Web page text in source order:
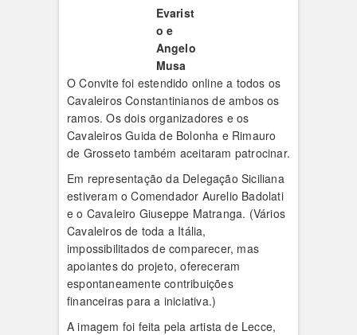
Evarist
o e
Angelo
Musa
O Convite foi estendido online a todos os
Cavaleiros Constantinianos de ambos os
ramos. Os dois organizadores e os
Cavaleiros Guida de Bolonha e Rimauro
de Grosseto também aceitaram patrocinar.
Em representação da Delegação Siciliana
estiveram o Comendador Aurelio Badolati
e o Cavaleiro Giuseppe Matranga. (Vários
Cavaleiros de toda a Itália,
impossibilitados de comparecer, mas
apoiantes do projeto, ofereceram
espontaneamente contribuições
financeiras para a iniciativa.)
A imagem foi feita pela artista de Lecce,